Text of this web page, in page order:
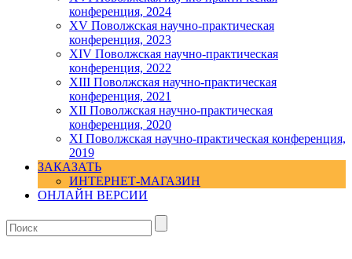
конференция, 2024
ХV Поволжская научно-практическая
конференция, 2023
ХIV Поволжская научно-практическая
конференция, 2022
ХIII Поволжская научно-практическая
конференция, 2021
ХII Поволжская научно-практическая
конференция, 2020
XI Поволжская научно-практическая конференция,
2019
ЗАКАЗАТЬ
ИНТЕРНЕТ-МАГАЗИН
ОНЛАЙН ВЕРСИИ